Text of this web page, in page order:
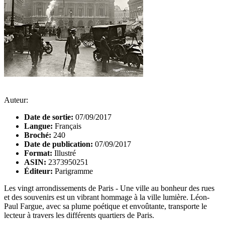
Auteur:
Date de sortie: 07/09/2017
Langue: Français
Broché: 240
Date de publication: 07/09/2017
Format: Illustré
ASIN: 2373950251
Éditeur: Parigramme
Les vingt arrondissements de Paris - Une ville au bonheur des rues
et des souvenirs est un vibrant hommage à la ville lumière. Léon-
Paul Fargue, avec sa plume poétique et envoûtante, transporte le
lecteur à travers les différents quartiers de Paris.